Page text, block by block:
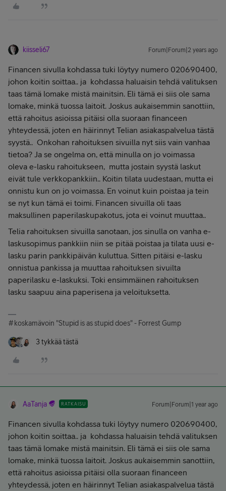
kiisseli67 Forum|Forum|2 years ago
Financen sivulla kohdassa tuki löytyy numero 020690400,
johon koitin soittaa.. ja kohdassa haluaisin tehdä valituksen
taas tämä lomake mistä mainitsin. Eli tämä ei siis ole sama
lomake, minkä tuossa laitoit. Joskus aukaisemmin sanottiin,
että rahoitus asioissa pitäisi olla suoraan financeen
yhteydessä, joten en häirinnyt Telian asiakaspalvelua tästä
syystä.. Onkohan rahoituksen sivuilla nyt siis vain vanhaa
tietoa? Ja se ongelma on, että minulla on jo voimassa
oleva e-lasku rahoitukseen, mutta jostain syystä laskut
eivät tule verkkopankkiin.. Koitin tilata uudestaan, mutta ei
onnistu kun on jo voimassa. En voinut kuin poistaa ja tein
se nyt kun tämä ei toimi. Financen sivuilla oli taas
maksullinen paperilaskupakotus, jota ei voinut muuttaa..
Telia rahoituksen sivuilla sanotaan, jos sinulla on vanha e-
laskusopimus pankkiin niin se pitää poistaa ja tilata uusi e-
lasku parin pankkipäivän kuluttua. Sitten pitäisi e-lasku
onnistua pankissa ja muuttaa rahoituksen sivuilta
paperilasku e-laskuksi. Toki ensimmäinen rahoituksen
lasku saapuu aina paperisena ja veloituksetta.
#koskamävoin "Stupid is as stupid does" - Forrest Gump
3 tykkää tästä
AaTanja RATKAISU Forum|Forum|1 year ago
Financen sivulla kohdassa tuki löytyy numero 020690400,
johon koitin soittaa.. ja kohdassa haluaisin tehdä valituksen
taas tämä lomake mistä mainitsin. Eli tämä ei siis ole sama
lomake, minkä tuossa laitoit. Joskus aukaisemmin sanottiin,
että rahoitus asioissa pitäisi olla suoraan financeen
yhteydessä, joten en häirinnyt Telian asiakaspalvelua tästä